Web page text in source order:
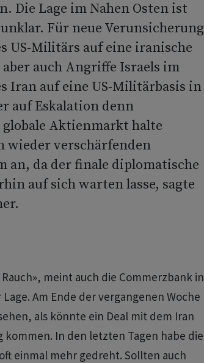
Die Lage im Nahen Osten ist
Für neue Verunsicherung
US-Militärs auf eine iranische
auch Angriffe Israels im
Iran auf eine US-Militärbasis in
auf Eskalation denn
Aktienmarkt halte
wieder verschärfenden
an, da der finale diplomatische
auf sich warten lasse, sagte
meint auch die Commerzbank in
Am Ende der vergangenen Woche
als könnte ein Deal mit dem Iran
kommen. In den letzten Tagen habe die
einmal mehr gedreht. Sollten auch